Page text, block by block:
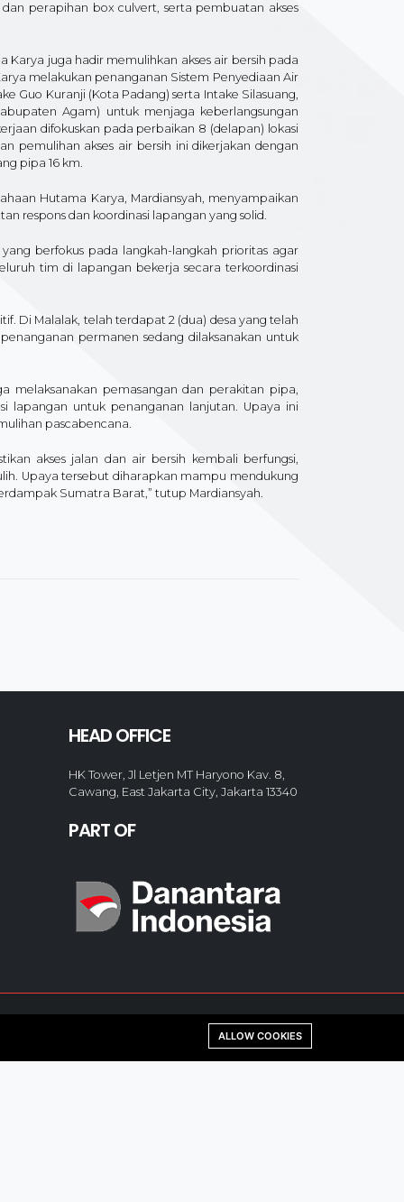
perapihan box culvert, serta pembuatan akses
Karya juga hadir memulihkan akses air bersih pada
melakukan penanganan Sistem Penyediaan Air
Guo Kuranji (Kota Padang) serta Intake Silasuang,
Agam) untuk menjaga keberlangsungan
difokuskan pada perbaikan 8 (delapan) lokasi
pemulihan akses air bersih ini dikerjakan dengan
pipa 16 km.
Hutama Karya, Mardiansyah, menyampaikan
respons dan koordinasi lapangan yang solid.
berfokus pada langkah-langkah prioritas agar
tim di lapangan bekerja secara terkoordinasi
Di Malalak, telah terdapat 2 (dua) desa yang telah
permanen sedang dilaksanakan untuk
melaksanakan pemasangan dan perakitan pipa,
lapangan untuk penanganan lanjutan. Upaya ini
pascabencana.
akses jalan dan air bersih kembali berfungsi,
Upaya tersebut diharapkan mampu mendukung
Sumatra Barat,” tutup Mardiansyah.
HEAD OFFICE
HK Tower, Jl Letjen MT Haryono Kav. 8,
Cawang, East Jakarta City, Jakarta 13340
PART OF
ALLOW COOKIES